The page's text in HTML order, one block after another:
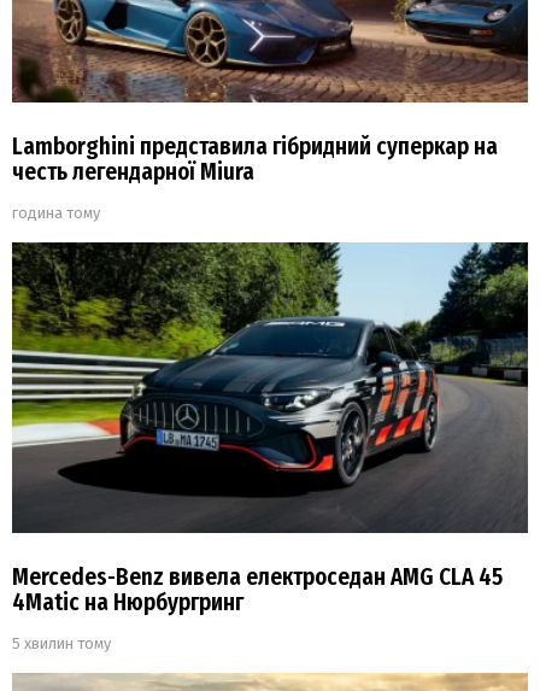
Lamborghini представила гібридний суперкар на
честь легендарної Miura
година тому
Mercedes-Benz вивела електроседан AMG CLA 45
4Matic на Нюрбургринг
5 хвилин тому